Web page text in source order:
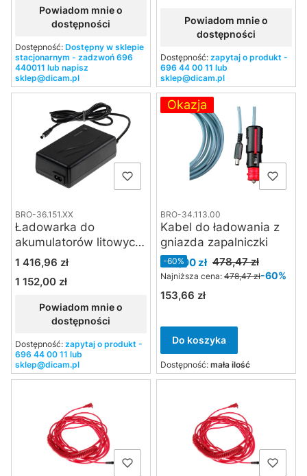
Powiadom mnie o
dostępności
Dostępność: Dostępny w sklepie
stacjonarnym - zadzwoń 696
440011 lub napisz
sklep@dicam.pl
Powiadom mnie o
dostępności
Dostępność: zapytaj o produkt -
696 44 00 11 lub
sklep@dicam.pl
BRO-36.151.XX
Ładowarka do
akumulatorów litowych
do generatorów Move
1200L, Mobil A2L
Cena
1 416,96 zł
Cena
1 152,00 zł
Powiadom mnie o
dostępności
Dostępność: zapytaj o produkt -
696 44 00 11 lub
sklep@dicam.pl
Okazja
BRO-34.113.00
Kabel do ładowania z
gniazda zapalniczki
Cena promocyjna
189,00 zł 478,47 zł
-60%
Najniższa cena: 478,47 zł-60%
Cena
153,66 zł
Do koszyka
Dostępność: mała ilość